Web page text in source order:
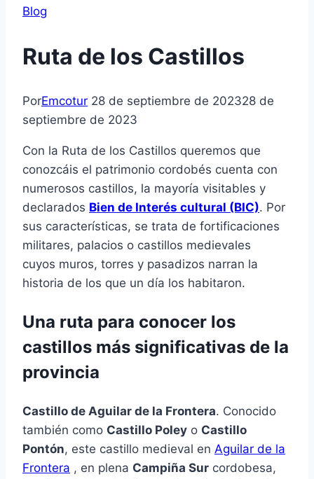
Blog
Ruta de los Castillos
PorEmcotur 28 de septiembre de 202328 de
septiembre de 2023
Con la Ruta de los Castillos queremos que
conozcáis el patrimonio cordobés cuenta con
numerosos castillos, la mayoría visitables y
declarados Bien de Interés cultural (BIC). Por
sus características, se trata de fortificaciones
militares, palacios o castillos medievales
cuyos muros, torres y pasadizos narran la
historia de los que un día los habitaron.
Una ruta para conocer los
castillos más significativas de la
provincia
Castillo de Aguilar de la Frontera. Conocido
también como Castillo Poley o Castillo
Pontón, este castillo medieval en Aguilar de la
Frontera , en plena Campiña Sur cordobesa,